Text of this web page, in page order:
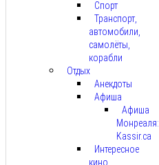
Спорт
Транспорт,
автомобили,
самолёты,
корабли
Отдых
Анекдоты
Афиша
Афиша
Монреаля:
Kassir.ca
Интересное
кино